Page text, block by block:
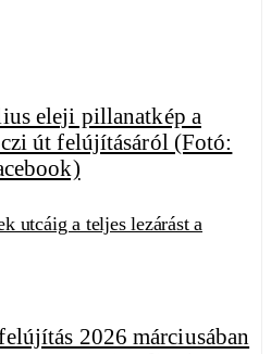
utcáig a teljes lezárást a